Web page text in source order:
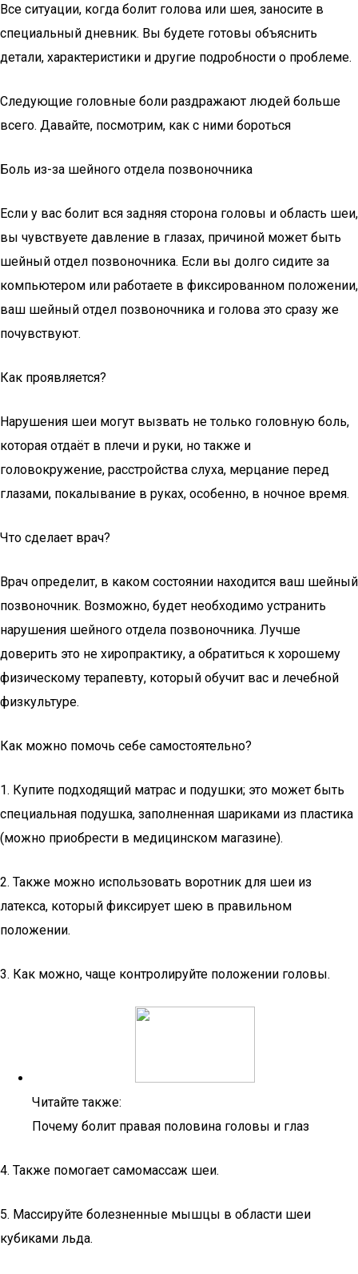
Все ситуации, когда болит голова или шея, заносите в
специальный дневник. Вы будете готовы объяснить
детали, характеристики и другие подробности о проблеме.
Следующие головные боли раздражают людей больше
всего. Давайте, посмотрим, как с ними бороться
Боль из-за шейного отдела позвоночника
Если у вас болит вся задняя сторона головы и область шеи,
вы чувствуете давление в глазах, причиной может быть
шейный отдел позвоночника. Если вы долго сидите за
компьютером или работаете в фиксированном положении,
ваш шейный отдел позвоночника и голова это сразу же
почувствуют.
Как проявляется?
Нарушения шеи могут вызвать не только головную боль,
которая отдаёт в плечи и руки, но также и
головокружение, расстройства слуха, мерцание перед
глазами, покалывание в руках, особенно, в ночное время.
Что сделает врач?
Врач определит, в каком состоянии находится ваш шейный
позвоночник. Возможно, будет необходимо устранить
нарушения шейного отдела позвоночника. Лучше
доверить это не хиропрактику, а обратиться к хорошему
физическому терапевту, который обучит вас и лечебной
физкультуре.
Как можно помочь себе самостоятельно?
1. Купите подходящий матрас и подушки; это может быть
специальная подушка, заполненная шариками из пластика
(можно приобрести в медицинском магазине).
2. Также можно использовать воротник для шеи из
латекса, который фиксирует шею в правильном
положении.
3. Как можно, чаще контролируйте положении головы.
Читайте также:
Почему болит правая половина головы и глаз
4. Также помогает самомассаж шеи.
5. Массируйте болезненные мышцы в области шеи
кубиками льда.